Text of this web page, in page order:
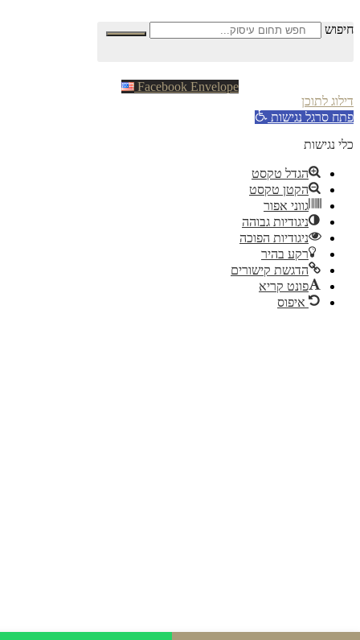
Facebook Envelope
לתוכן
סרגל נגישות
נגישות
הגדל טקסט
הקטן טקסט
גווני אפור
ניגודיות גבוהה
ניגודיות הפוכה
רקע בהיר
הדגשת קישורים
פונט קריא
איפוס